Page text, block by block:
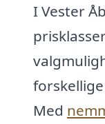
I Vester
Med